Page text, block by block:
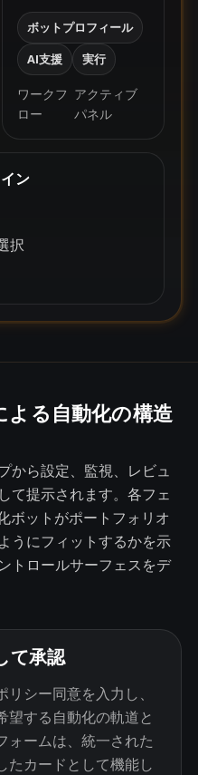
ボットプロフィール
AI支援
実行
ワークフ
ロー
アクティブ
パネル
ン
択
る自動化の構造
から設定、監視、レビュ
て提示されます。各フェ
ボットがポートフォリオ
うにフィットするかを示
トロールサーフェスをデ
て承認
シー同意を入力し、
望する自動化の軌道と
ォームは、統一された
たカードとして機能し